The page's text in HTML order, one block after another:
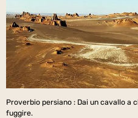
Proverbio persiano : Dai un cavallo a
fuggire.